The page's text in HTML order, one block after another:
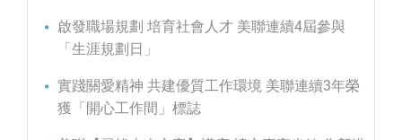
啟發職場規劃 培育社會人才 美聯連續4屆參與
「生涯規劃日」
實踐關愛精神 共建優質工作環境 美聯連續3年榮
獲「開心工作間」標誌